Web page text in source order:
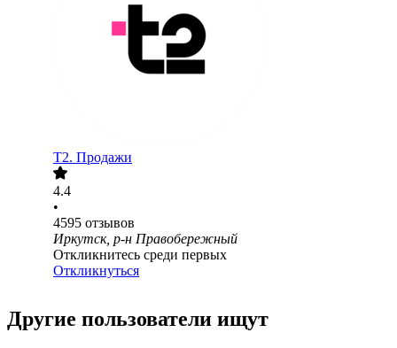
T2. Продажи
4.4
•
4595 отзывов
Иркутск, р-н Правобережный
Откликнитесь среди первых
Откликнуться
Другие пользователи ищут